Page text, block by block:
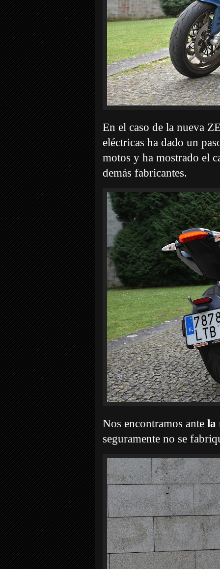
En el caso de la nueva
eléctricas ha dado un
motos y ha mostrado el
demás fabricantes.
Nos encontramos ante la
seguramente no se